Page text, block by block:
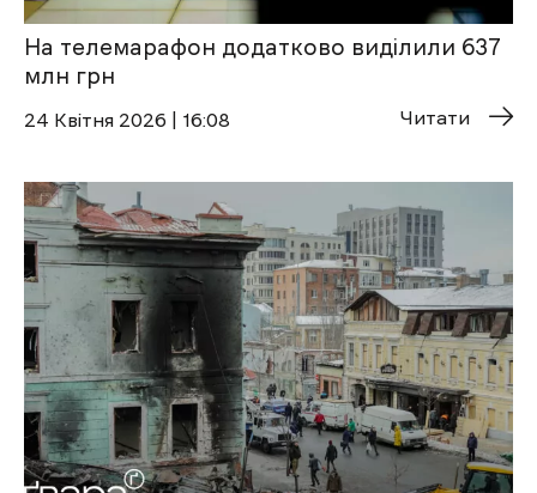
На телемарафон додатково виділили 637
млн грн
24 Квітня 2026 | 16:08 Читати